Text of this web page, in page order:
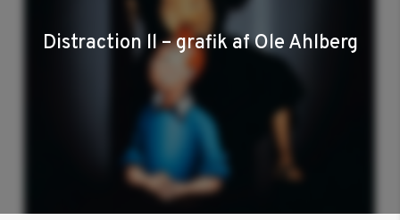
Distraction ll – grafik af Ole Ahlberg